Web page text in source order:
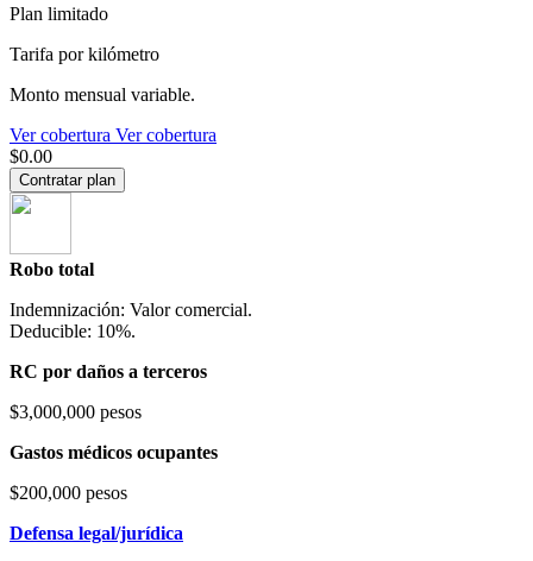
Plan limitado
Tarifa por kilómetro
Monto mensual variable.
Ver cobertura Ver cobertura
$0.00
Contratar plan
Robo total
Indemnización: Valor comercial.
Deducible: 10%.
RC por daños a terceros
$3,000,000 pesos
Gastos médicos ocupantes
$200,000 pesos
Defensa legal/jurídica